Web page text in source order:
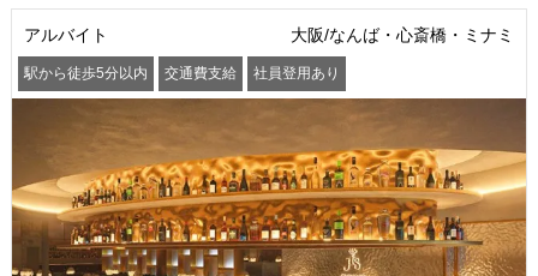
アルバイト 大阪/なんば・心斎橋・ミナミ
駅から徒歩5分以内 交通費支給 社員登用あり